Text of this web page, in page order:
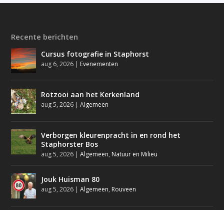
Recente berichten
Cursus fotografie in Staphorst
aug 6, 2026 | Evenementen
Rotzooi aan het Kerkenland
aug 5, 2026 |Algemeen
Verborgen kleurenpracht in en rond het
Staphorster Bos
aug 5, 2026 |Algemeen, Natuur en Milieu
Jouk Huisman 80
aug 5, 2026 |Algemeen, Rouveen